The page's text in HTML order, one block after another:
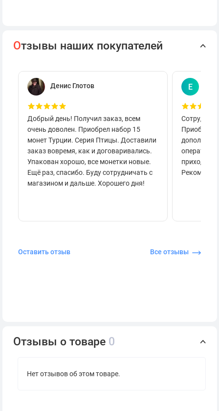
Отзывы наших покупателей
Денис Глотов
Добрый день! Получил заказ, всем
очень доволен. Приобрел набор 15
монет Турции. Серия Птицы. Доставили
заказ вовремя, как и договаривались.
Упакован хорошо, все монетки новые.
Ещё раз, спасибо. Буду сотрудничать с
магазином и дальше. Хорошего дня!
Е
приходило
Оставить отзыв Все отзывы
Отзывы о товаре 0
Нет отзывов об этом товаре.